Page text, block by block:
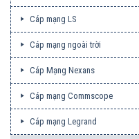
Cáp mạng LS
Cáp mạng ngoài trời
Cáp Mạng Nexans
Cáp mạng Commscope
Cáp mạng Legrand